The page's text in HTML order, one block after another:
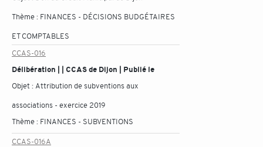
Thème : FINANCES - DÉCISIONS BUDGÉTAIRES
ET COMPTABLES
CCAS-016
Délibération | | CCAS de Dijon | Publié le
Objet : Attribution de subventions aux
associations - exercice 2019
Thème : FINANCES - SUBVENTIONS
CCAS-016A